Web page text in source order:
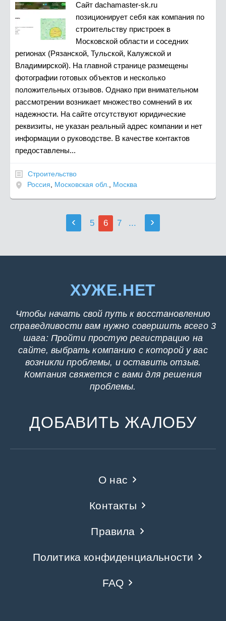
Сайт dachamaster-sk.ru
позиционирует себя как компания по
строительству пристроек в
Московской области и соседних
регионах (Рязанской, Тульской, Калужской и
Владимирской). На главной странице размещены
фотографии готовых объектов и несколько
положительных отзывов. Однако при внимательном
рассмотрении возникает множество сомнений в их
надежности. На сайте отсутствуют юридические
реквизиты, не указан реальный адрес компании и нет
информации о руководстве. В качестве контактов
предоставлены...
Строительство
Россия, Московская обл., Москва
‹ 5 6 7 ... ›
ХУЖЕ.НЕТ
Чтобы начать свой путь к восстановлению
справедливости вам нужно совершить всего 3
шага: Пройти простую регистрацию на
сайте, выбрать компанию с которой у вас
возникли проблемы, и оставить отзыв.
Компания свяжется с вами для решения
проблемы.
ДОБАВИТЬ ЖАЛОБУ
О нас
Контакты
Правила
Политика конфиденциальности
FAQ